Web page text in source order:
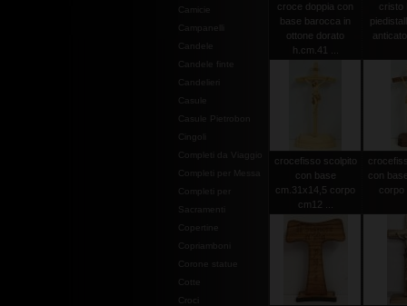
Campanelli
Candele
Candele finte
Candelieri
Casule
Casule Pietrobon
Cingoli
Completi da Viaggio
Completi per Messa
Completi per
Sacramenti
Copertine
Copriamboni
Corone statue
Cotte
Croci
croce doppia con
base barocca in
ottone dorato
h.cm.41 ...
cristo
crocefisso scolpito
con base
cm.31x14,5 corpo
cm12 ...
con
corpo